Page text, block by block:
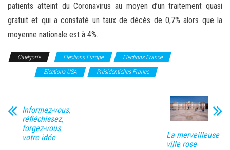
patients atteint du Coronavirus au moyen d’un traitement quasi
gratuit et qui a constaté un taux de décès de 0,7% alors que la
moyenne nationale est à 4%.
Catégorie Elections Europe Elections France
Elections USA Présidentielles France
Informez-vous,
réfléchissez,
forgez-vous
votre idée
La merveilleuse
ville rose